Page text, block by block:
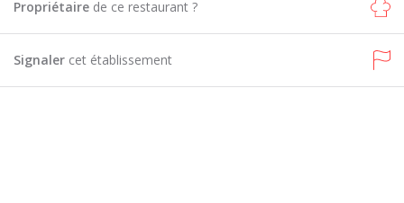
Propriétaire de ce restaurant ?
Signaler cet établissement